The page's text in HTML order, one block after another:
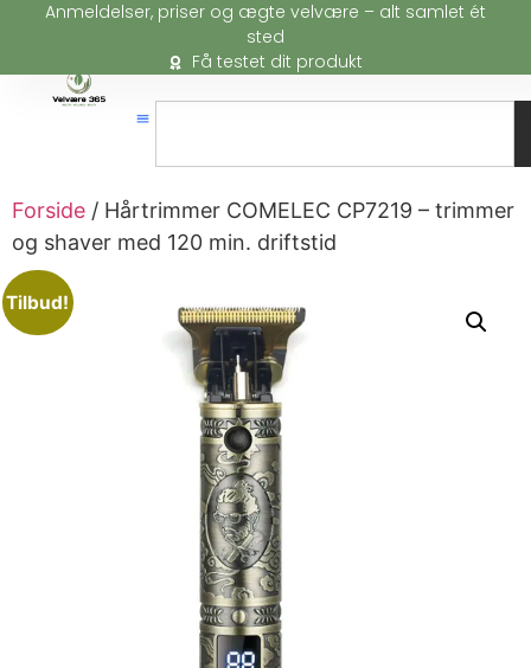
Anmeldelser, priser og ægte velvære – alt samlet ét
sted
Få testet dit produkt
Forside / Hårtrimmer COMELEC CP7219 – trimmer
og shaver med 120 min. driftstid
Tilbud!